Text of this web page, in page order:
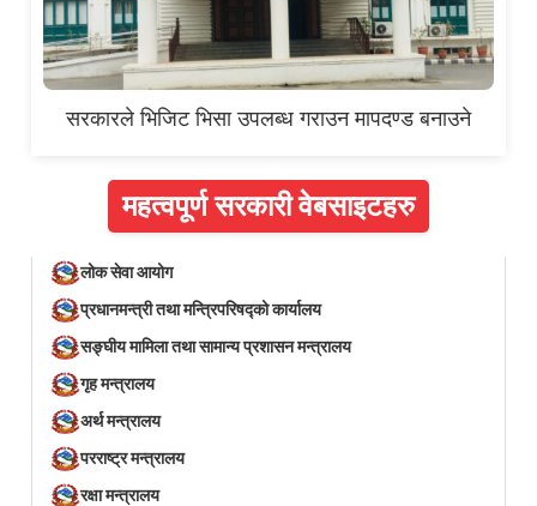
सरकारले भिजिट भिसा उपलब्ध गराउन मापदण्ड बनाउने
महत्वपूर्ण सरकारी वेबसाइटहरु
लोक सेवा आयोग
प्रधानमन्त्री तथा मन्त्रिपरिषद्को कार्यालय
सङ्घीय मामिला तथा सामान्य प्रशासन मन्त्रालय
गृह मन्त्रालय
अर्थ मन्त्रालय
परराष्ट्र मन्त्रालय
रक्षा मन्त्रालय